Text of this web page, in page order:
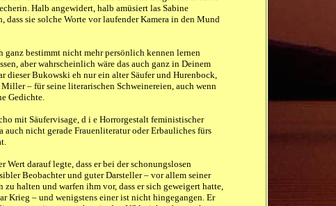
Halb angewidert, halb amüsiert las Sabine
sie solche Worte vor laufender Kamera in den Mund
ganz bestimmt nicht mehr persönlich kennen lernen
aber wahrscheinlich wäre das auch ganz in Deinem
dieser Bukowski eh nur ein alter Säufer und Hurenbock,
– für seine literarischen Schweinereien, auch wenn
Gedichte.
mit Säufervisage, d i e Horrorgestalt feministischer
nicht gerade Frauenliteratur oder Erbauliches fürs
darauf legte, dass er bei der schonungslosen
Beobachter und guter Darsteller – vor allem seiner
halten und warfen ihm vor, dass er sich geweigert hatte,
Krieg – und wenigstens einer ist nicht hingegangen. Er